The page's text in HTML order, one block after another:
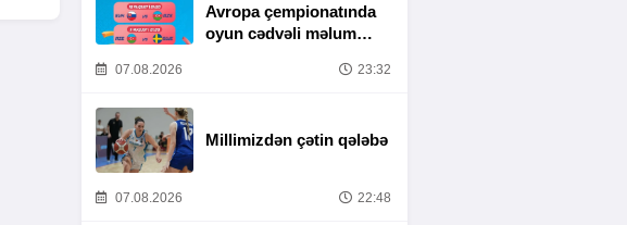
Avropa çempionatında
oyun cədvəli məlum
07.08.2026 23:32
Millimizdən çətin qələbə
07.08.2026 22:48